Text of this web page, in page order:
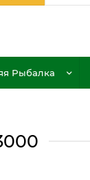
Рыбалка